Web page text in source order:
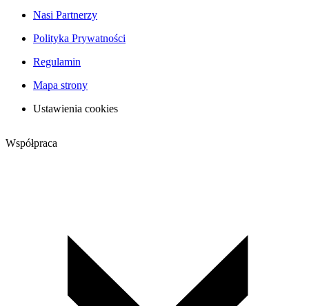
Nasi Partnerzy
Polityka Prywatności
Regulamin
Mapa strony
Ustawienia cookies
Współpraca